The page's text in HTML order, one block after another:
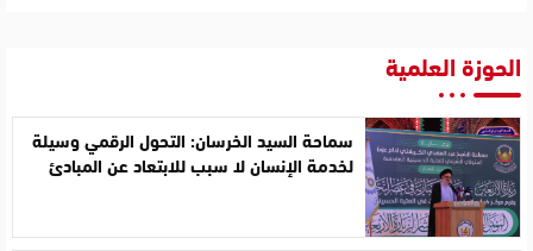
الحوزة العلمية
سماحة السيد الخرسان: التحول الرقمي وسيلة
لخدمة الإنسان لا سبب للابتعاد عن المبادئ